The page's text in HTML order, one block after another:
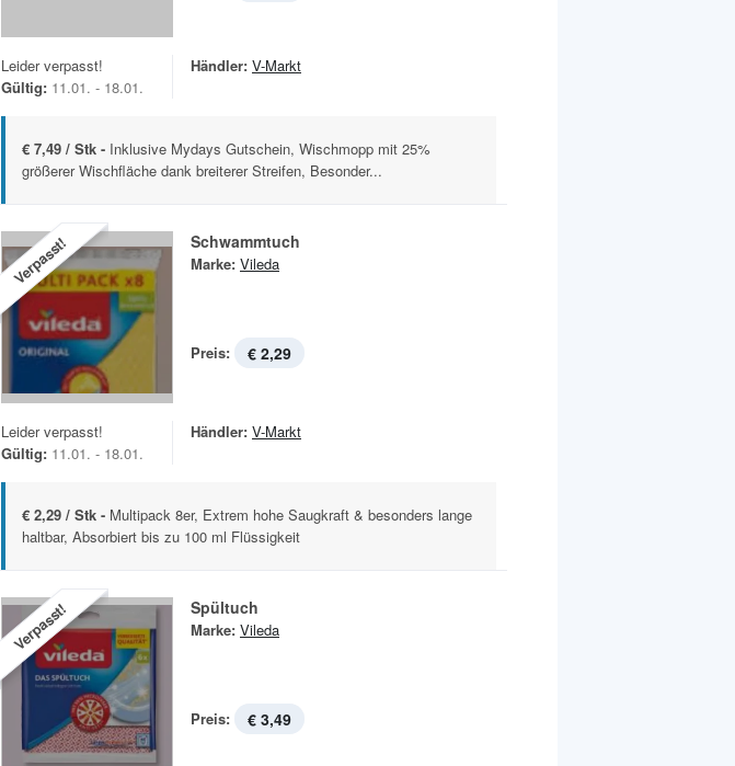
Leider verpasst!
Gültig: 11.01. - 18.01.
Händler: V-Markt
€ 7,49 / Stk - Inklusive Mydays Gutschein, Wischmopp mit 25%
größerer Wischfläche dank breiterer Streifen, Besonder...
Verpasst! Schwammtuch
Marke: Vileda
Preis: € 2,29
Leider verpasst!
Gültig: 11.01. - 18.01.
Händler: V-Markt
€ 2,29 / Stk - Multipack 8er, Extrem hohe Saugkraft & besonders lange
haltbar, Absorbiert bis zu 100 ml Flüssigkeit
Verpasst! Spültuch
Marke: Vileda
Preis: € 3,49